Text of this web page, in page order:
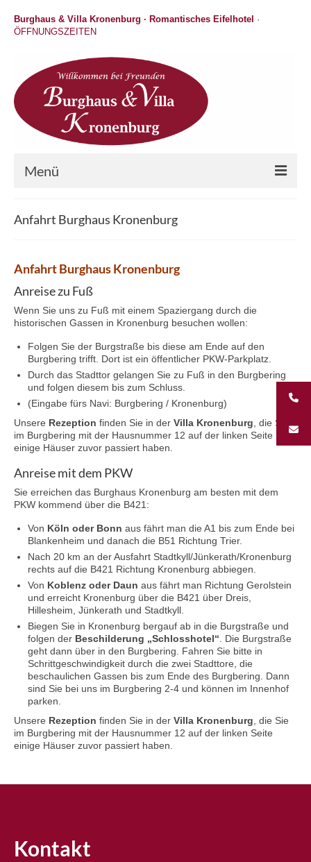
Burghaus & Villa Kronenburg · Romantisches Eifelhotel ·
ÖFFNUNGSZEITEN
Menü
Gastronomie
Hochzeit / Feiern / Events
Unternehmungen
Kontakt
Anfahrt Burghaus Kronenburg
Anfahrt Burghaus Kronenburg
Anreise zu Fuß
Wenn Sie uns zu Fuß mit einem Spaziergang durch die
historischen Gassen in Kronenburg besuchen wollen:
Folgen Sie der Burgstraße bis diese am Ende auf den
Burgbering trifft. Dort ist ein öffentlicher PKW-Parkplatz.
Durch das Stadttor gelangen Sie zu Fuß in den Burgbering
und folgen diesem bis zum Schluss.
(Eingabe fürs Navi: Burgbering / Kronenburg)
Unsere Rezeption finden Sie in der Villa Kronenburg, die Sie
im Burgbering mit der Hausnummer 12 auf der linken Seite
einige Häuser zuvor passiert haben.
Anreise mit dem PKW
Sie erreichen das Burghaus Kronenburg am besten mit dem
PKW kommend über die B421:
Von Köln oder Bonn aus fährt man die A1 bis zum Ende bei
Blankenheim und danach die B51 Richtung Trier.
Nach 20 km an der Ausfahrt Stadtkyll/Jünkerath/Kronenburg
rechts auf die B421 Richtung Kronenburg abbiegen.
Von Koblenz oder Daun aus fährt man Richtung Gerolstein
und erreicht Kronenburg über die B421 über Dreis,
Hillesheim, Jünkerath und Stadtkyll.
Biegen Sie in Kronenburg bergauf ab in die Burgstraße und
folgen der Beschilderung „Schlosshotel“. Die Burgstraße
geht dann über in den Burgbering. Fahren Sie bitte in
Schrittgeschwindigkeit durch die zwei Stadttore, die
beschaulichen Gassen bis zum Ende des Burgbering. Dann
sind Sie bei uns im Burgbering 2-4 und können im Innenhof
parken.
Unsere Rezeption finden Sie in der Villa Kronenburg, die Sie
im Burgbering mit der Hausnummer 12 auf der linken Seite
einige Häuser zuvor passiert haben.
Kontakt